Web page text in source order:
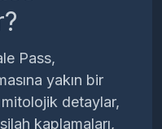
Pass,
yakın bir
detaylar,
kaplamaları,